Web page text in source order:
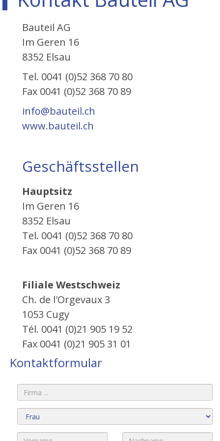
Bauteil AG
Im Geren 16
8352 Elsau
Tel. 0041 (0)52 368 70 80
Fax 0041 (0)52 368 70 89
info@bauteil.ch
www.bauteil.ch
Geschäftsstellen
Hauptsitz
Im Geren 16
8352 Elsau
Tel. 0041 (0)52 368 70 80
Fax 0041 (0)52 368 70 89
Filiale Westschweiz
Ch. de l'Orgevaux 3
1053 Cugy
Tél. 0041 (0)21 905 19 52
Fax 0041 (0)21 905 31 01
Kontaktformular